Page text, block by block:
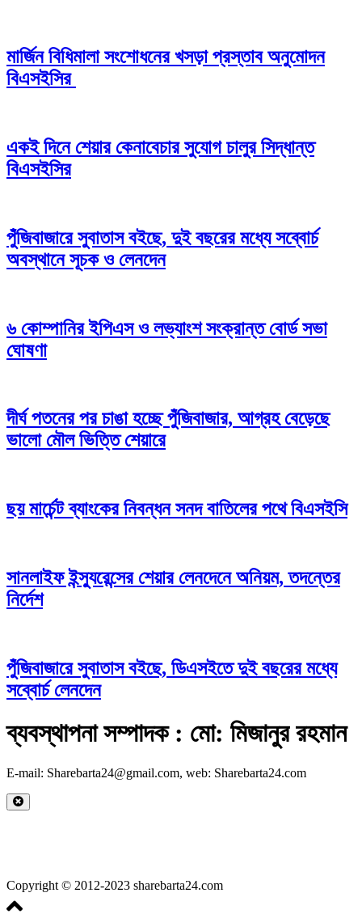
মার্জিন বিধিমালা সংশোধনের খসড়া প্রস্তাব অনুমোদন
বিএসইসির
একই দিনে শেয়ার কেনাবেচার সুযোগ চালুর সিদ্ধান্ত
বিএসইসির
পুঁজিবাজারে সুবাতাস বইছে, দুই বছরের মধ্যে সব্বোর্চ
অবস্থানে সূচক ও লেনদেন
৬ কোম্পানির ইপিএস ও লভ্যাংশ সংক্রান্ত বোর্ড সভা
ঘোষণা
দীর্ঘ পতনের পর চাঙা হচ্ছে পুঁজিবাজার, আগ্রহ বেড়েছে
ভালো মৌল ভিত্তি শেয়ারে
ছয় মার্চেন্ট ব্যাংকের নিবন্ধন সনদ বাতিলের পথে বিএসইসি
সানলাইফ ইন্স্যুরেন্সের শেয়ার লেনদেনে অনিয়ম, তদন্তের
নির্দেশ
পুঁজিবাজারে সুবাতাস বইছে, ডিএসইতে দুই বছরের মধ্যে
সব্বোর্চ লেনদেন
ব্যবস্থাপনা সম্পাদক : মো: মিজানুর রহমান
E-mail: Sharebarta24@gmail.com, web: Sharebarta24.com
Copyright © 2012-2023 sharebarta24.com